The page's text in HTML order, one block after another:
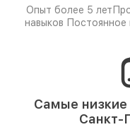
Опыт более 5 лет
навыков Постоянное
Самые
Санкт-